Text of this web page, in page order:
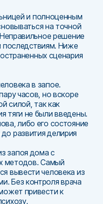
и полноценным
на точной
решение
последствиям. Ниже
сценария
в запое.
часов, но вскоре
силой, так как
тяги не были введены.
либо его состояние
развития делирия
запоя дома с
методов. Самый
вывести человека из
Без контроля врача
привести к